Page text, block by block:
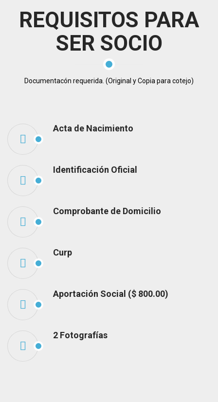
REQUISITOS PARA
SER SOCIO
Documentacón requerida. (Original y Copia para cotejo)
Acta de Nacimiento
Identificación Oficial
Comprobante de Domicilio
Curp
Aportación Social ($ 800.00)
2 Fotografías